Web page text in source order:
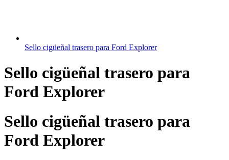
Sello cigüeñal trasero para Ford Explorer
Sello cigüeñal trasero para
Ford Explorer
Sello cigüeñal trasero para
Ford Explorer